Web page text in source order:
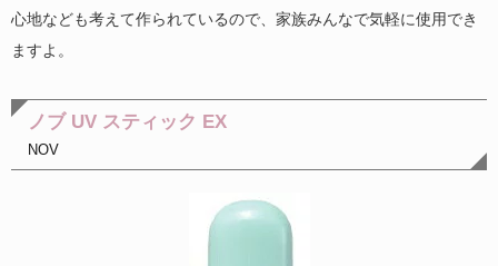
心地なども考えて作られているので、家族みんなで気軽に使用でき
ますよ。
ノブ UV スティック EX
NOV